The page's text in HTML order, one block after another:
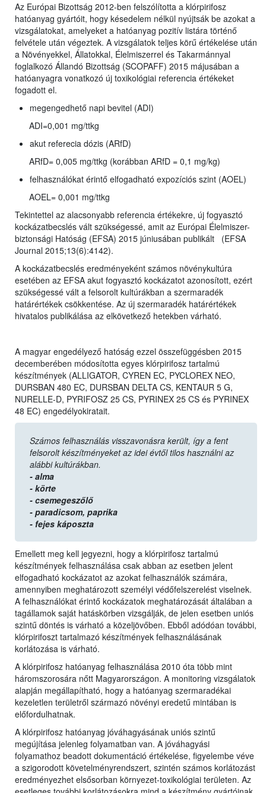
Az Európai Bizottság 2012-ben felszólította a klórpirifosz
hatóanyag gyártóit, hogy késedelem nélkül nyújtsák be azokat a
vizsgálatokat, amelyeket a hatóanyag pozitív listára történő
felvétele után végeztek. A vizsgálatok teljes körű értékelése után
a Növényekkel, Állatokkal, Élelmiszerrel és Takarmánnyal
foglalkozó Állandó Bizottság (SCOPAFF) 2015 májusában a
hatóanyagra vonatkozó új toxikológiai referencia értékeket
fogadott el.
megengedhető napi bevitel (ADI)
ADI=0,001 mg/ttkg
akut referecia dózis (ARfD)
ARfD= 0,005 mg/ttkg (korábban ARfD = 0,1 mg/kg)
felhasználókat érintő elfogadható expozíciós szint (AOEL)
AOEL= 0,001 mg/ttkg
Tekintettel az alacsonyabb referencia értékekre, új fogyasztó
kockázatbecslés vált szükségessé, amit az Európai Élelmiszer-
biztonsági Hatóság (EFSA) 2015 júniusában publikált (EFSA
Journal 2015;13(6):4142).
A kockázatbecslés eredményeként számos növénykultúra
esetében az EFSA akut fogyasztó kockázatot azonosított, ezért
szükségessé vált a felsorolt kultúrákban a szermaradék
határértékek csökkentése. Az új szermaradék határértékek
hivatalos publikálása az elkövetkező hetekben várható.
A magyar engedélyező hatóság ezzel összefüggésben 2015
decemberében módosította egyes klórpirifosz tartalmú
készítmények (ALLIGATOR, CYREN EC, PYCLOREX NEO,
DURSBAN 480 EC, DURSBAN DELTA CS, KENTAUR 5 G,
NURELLE-D, PYRIFOSZ 25 CS, PYRINEX 25 CS és PYRINEX
48 EC) engedélyokiratait.
Számos felhasználás visszavonásra került, így a fent
felsorolt készítményeket az idei évtől tilos használni az
alábbi kultúrákban.
- alma
- körte
- csemegeszőlő
- paradicsom, paprika
- fejes káposzta
Emellett meg kell jegyezni, hogy a klórpirifosz tartalmú
készítmények felhasználása csak abban az esetben jelent
elfogadható kockázatot az azokat felhasználók számára,
amennyiben meghatározott személyi védőfelszerelést viselnek.
A felhasználókat érintő kockázatok meghatározását általában a
tagállamok saját hatáskörben vizsgálják, de jelen esetben uniós
szintű döntés is várható a közeljövőben. Ebből adódóan további,
klórpirifoszt tartalmazó készítmények felhasználásának
korlátozása is várható.
A klórpirifosz hatóanyag felhasználása 2010 óta több mint
háromszorosára nőtt Magyarországon. A monitoring vizsgálatok
alapján megállapítható, hogy a hatóanyag szermaradékai
kezeletlen területről származó növényi eredetű mintában is
előfordulhatnak.
A klórpirifosz hatóanyag jóváhagyásának uniós szintű
megújítása jelenleg folyamatban van. A jóváhagyási
folyamathoz beadott dokumentáció értékelése, figyelembe véve
a szigorodott követelményrendszert, szintén számos korlátozást
eredményezhet elsősorban környezet-toxikológiai területen. Az